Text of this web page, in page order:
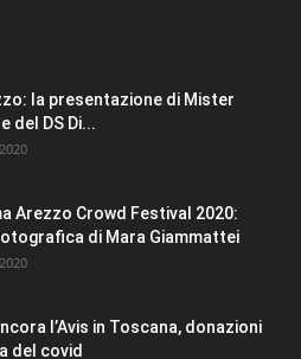
la presentazione di Mister
del DS Di...
Arezzo Crowd Festival 2020:
di Mara Giammattei
l’Avis in Toscana, donazioni
del covid